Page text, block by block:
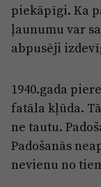
piekāpīgi. Ka
ļaunumu var
abpusēji
1940.gada
fatāla kļūda.
ne tautu.
Padošanās
nevienu no